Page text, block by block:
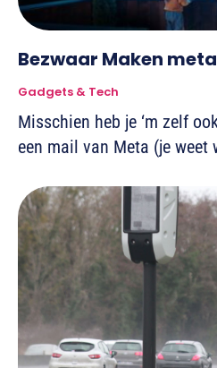
Bezwaar Maken
Gadgets & Tech
Misschien heb je ‘m zelf
een mail van Meta (je weet